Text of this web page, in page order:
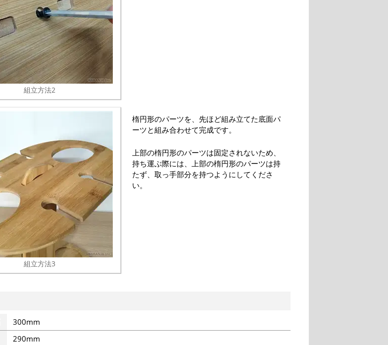
組立方法2
組立方法3
楕円形のパーツを、先ほど組み立てた底面パ
ーツと組み合わせて完成です。
上部の楕円形のパーツは固定されないため、
持ち運ぶ際には、上部の楕円形のパーツは持
たず、取っ手部分を持つようにしてくださ
い。
300mm
290mm